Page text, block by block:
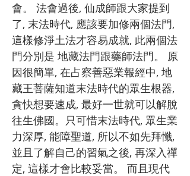
會。 法會過後, 仙成師跟大家提到
了, 末法時代, 應該要加修兩個法門,
這樣修淨土法才容易成就, 此兩個法
門分別是 地藏法門跟藥師法門。 原
因很簡單, 在占察善惡業報經中, 地
藏王菩薩知道末法時代的眾生根器,
貪快想要速成, 最好一世就可以解脫
往生佛國。只可惜末法時代, 眾生業
力深厚, 能障聖道, 所以不如先拜懺,
並且了解自己的習氣之後, 再深入禪
定, 這樣才會比較妥當。 而且現代